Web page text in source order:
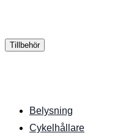
Tillbehör
Belysning
Cykelhållare